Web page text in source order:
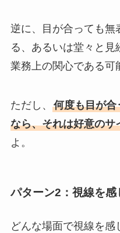
逆に、目が合っても無
る、あるいは堂々と
業務上の関心である可
ただし、 何度も目が合
なら、それは好意のサ
よ。
パターン2：視線を
どんな場面で視線を